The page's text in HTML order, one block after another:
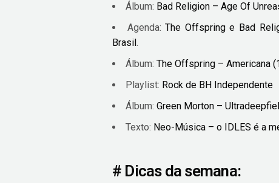
Álbum: Bad Religion – Age Of
Agenda:The Offspring e Bad
Brasil .
Álbum: The Offspring – Americana
Playlist: Rock de BH Independente
Álbum: Green Morton –
Texto: Neo-Música – o IDLES é a
# Dicas da semana: